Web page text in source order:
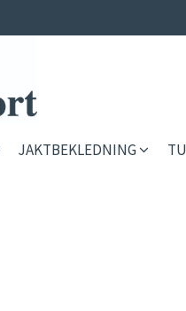
JAKTBEKLEDNING